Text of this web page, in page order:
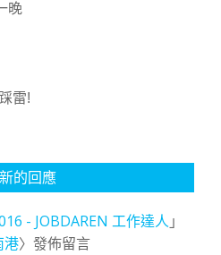
晚
雷!
的回應
- JOBDAREN 工作達人 」
港〉發佈留言